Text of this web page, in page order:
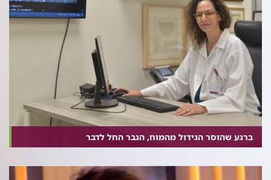
ברגע שהוסר הגידול מהמוח, הגבר החל לדבר